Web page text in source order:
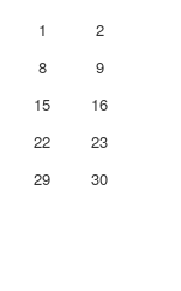
1
2
8
9
15
16
22
23
29
30